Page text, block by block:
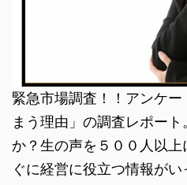
緊急市場調査！！アンケ
まう理由」の調査レポー
か？生の声を５００人以
ぐに経営に役立つ情報がい